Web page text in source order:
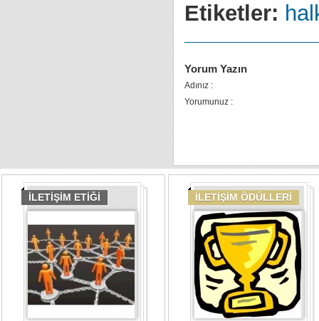
Etiketler:
Yorum Yazın
Adınız :
Yorumunuz :
İLETİŞİM ETİĞİ İLETİŞİM ÖDÜLLERİ